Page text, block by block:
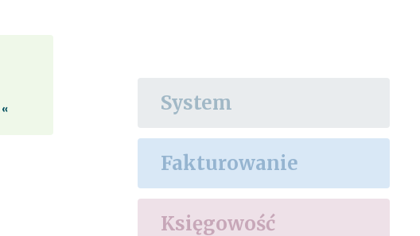
« System
Fakturowanie
Księgowość